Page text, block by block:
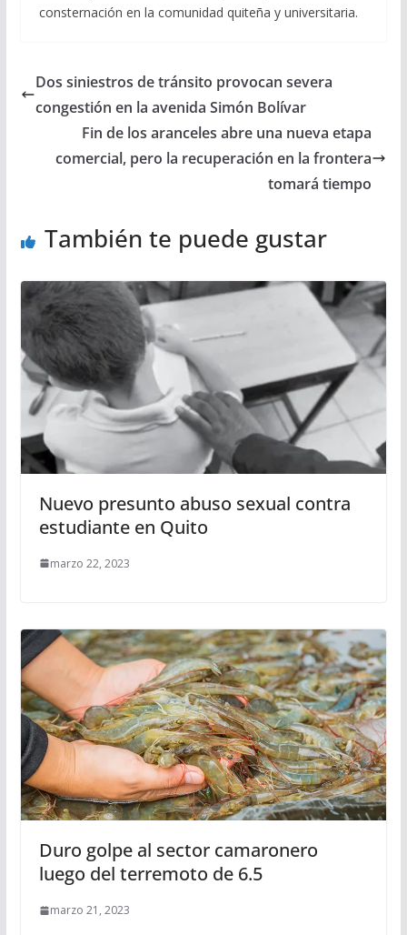
consternación en la comunidad quiteña y universitaria.
Dos siniestros de tránsito provocan severa
congestión en la avenida Simón Bolívar
Fin de los aranceles abre una nueva etapa
comercial, pero la recuperación en la frontera
tomará tiempo
También te puede gustar
Nuevo presunto abuso sexual contra
estudiante en Quito
marzo 22, 2023
Duro golpe al sector camaronero
luego del terremoto de 6.5
marzo 21, 2023